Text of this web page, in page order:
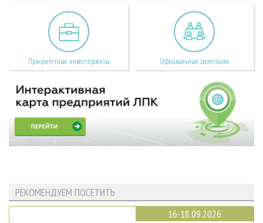
Приоритетные инвестпроекты Официальные делегации
РЕКОМЕНДУЕМ ПОСЕТИТЬ
16-18.09.2026